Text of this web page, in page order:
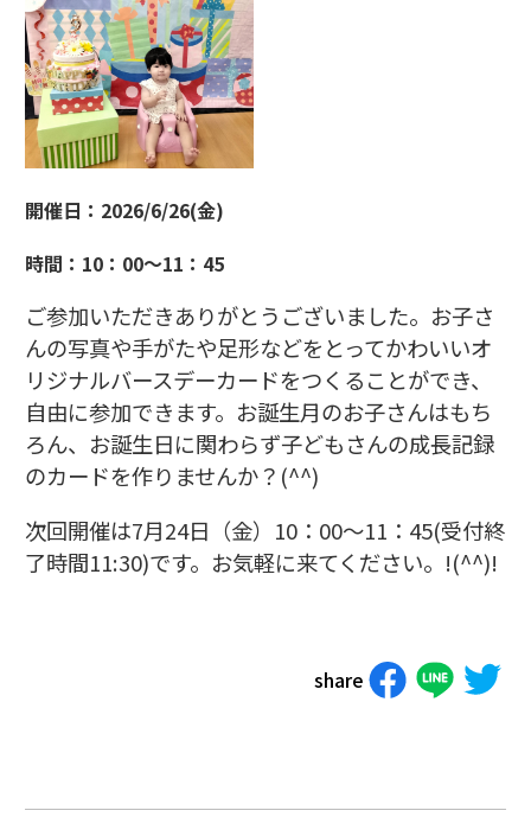
開催日：2026/6/26(金)
時間：10：00～11：45
ご参加いただきありがとうございました。お子さ
んの写真や手がたや足形などをとってかわいいオ
リジナルバースデーカードをつくることができ、
自由に参加できます。お誕生月のお子さんはもち
ろん、お誕生日に関わらず子どもさんの成長記録
のカードを作りませんか？(^^)
次回開催は7月24日（金）10：00～11：45(受付終
了時間11:30)です。お気軽に来てください。!(^^)!
share